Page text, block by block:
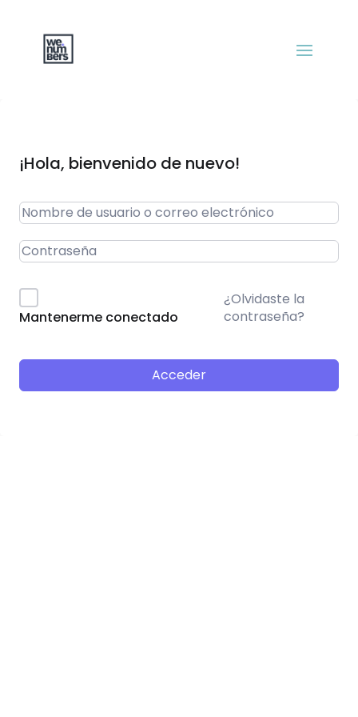
¡Hola, bienvenido de nuevo!
Mantenerme conectado
¿Olvidaste la
contraseña?
Acceder